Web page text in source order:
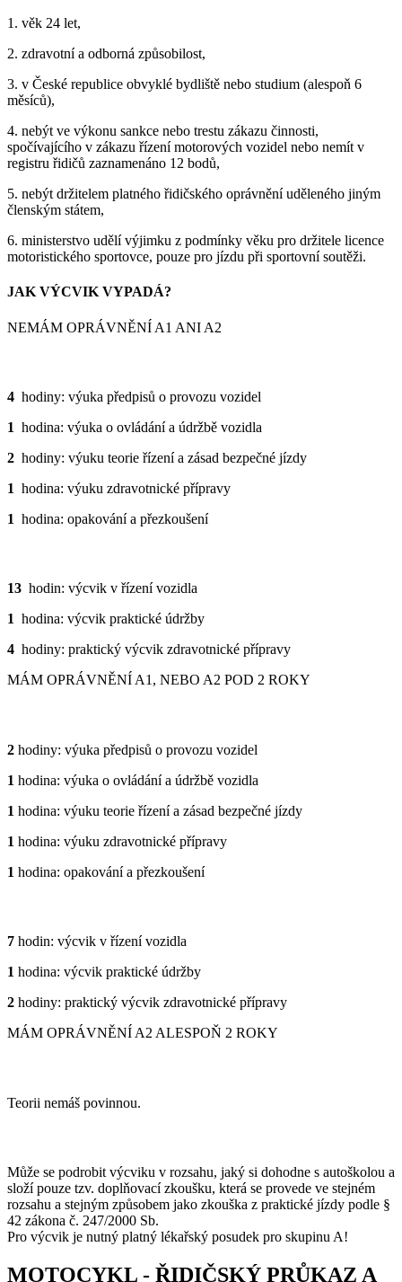
1. věk 24 let,
2. zdravotní a odborná způsobilost,
3. v České republice obvyklé bydliště nebo studium (alespoň 6
měsíců),
4. nebýt ve výkonu sankce nebo trestu zákazu činnosti,
spočívajícího v zákazu řízení motorových vozidel nebo nemít v
registru řidičů zaznamenáno 12 bodů,
5. nebýt držitelem platného řidičského oprávnění uděleného jiným
členským státem,
6. ministerstvo udělí výjimku z podmínky věku pro držitele licence
motoristického sportovce, pouze pro jízdu při sportovní soutěži.
JAK VÝCVIK VYPADÁ?
NEMÁM OPRÁVNĚNÍ A1 ANI A2
4 hodiny: výuka předpisů o provozu vozidel
1 hodina: výuka o ovládání a údržbě vozidla
2 hodiny: výuku teorie řízení a zásad bezpečné jízdy
1 hodina: výuku zdravotnické přípravy
1 hodina: opakování a přezkoušení
13 hodin: výcvik v řízení vozidla
1 hodina: výcvik praktické údržby
4 hodiny: praktický výcvik zdravotnické přípravy
MÁM OPRÁVNĚNÍ A1, NEBO A2 POD 2 ROKY
2 hodiny: výuka předpisů o provozu vozidel
1 hodina: výuka o ovládání a údržbě vozidla
1 hodina: výuku teorie řízení a zásad bezpečné jízdy
1 hodina: výuku zdravotnické přípravy
1 hodina: opakování a přezkoušení
7 hodin: výcvik v řízení vozidla
1 hodina: výcvik praktické údržby
2 hodiny: praktický výcvik zdravotnické přípravy
MÁM OPRÁVNĚNÍ A2 ALESPOŇ 2 ROKY
Teorii nemáš povinnou.
Může se podrobit výcviku v rozsahu, jaký si dohodne s autoškolou a
složí pouze tzv. doplňovací zkoušku, která se provede ve stejném
rozsahu a stejným způsobem jako zkouška z praktické jízdy podle §
42 zákona č. 247/2000 Sb.
Pro výcvik je nutný platný lékařský posudek pro skupinu A!
MOTOCYKL - ŘIDIČSKÝ PRŮKAZ A